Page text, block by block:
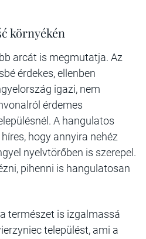
környékén
arcát is megmutatja. Az
érdekes, ellenben
igazi, nem
érdemes
A hangulatos
hogy annyira nehéz
nyelvtörőben is szerepel.
pihenni is hangulatosan
természet is izgalmassá
települést, ami a